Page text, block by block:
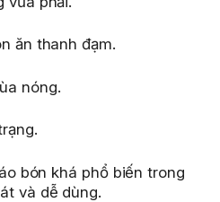
ăn thanh đạm.
nóng.
bón khá phổ biến trong
và dễ dùng.